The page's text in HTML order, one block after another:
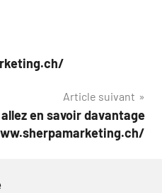
Article suivant
en savoir davantage